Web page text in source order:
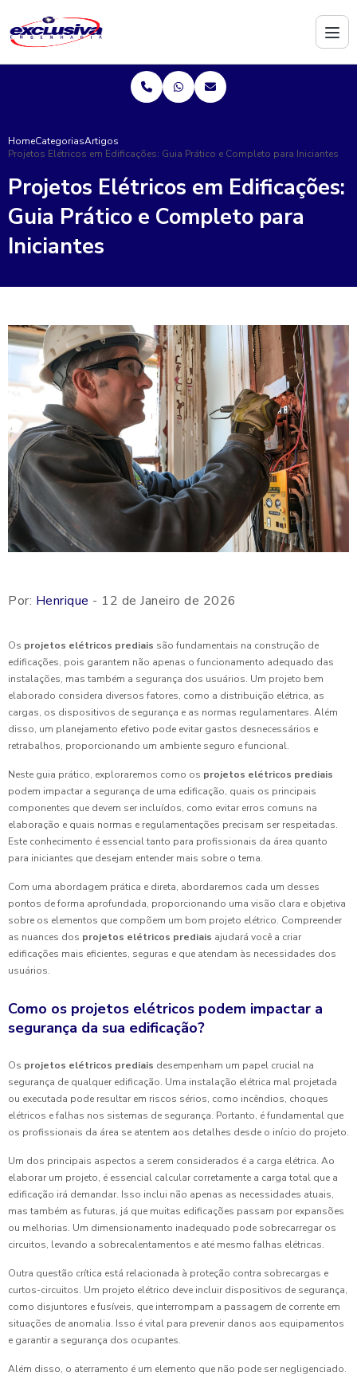
HomeCategoriasArtigos
Projetos Elétricos em Edificações: Guia Prático e Completo para Iniciantes
Projetos Elétricos em Edificações:
Guia Prático e Completo para
Iniciantes
Por: Henrique - 12 de Janeiro de 2026
Os projetos elétricos prediais são fundamentais na construção de
edificações, pois garantem não apenas o funcionamento adequado das
instalações, mas também a segurança dos usuários. Um projeto bem
elaborado considera diversos fatores, como a distribuição elétrica, as
cargas, os dispositivos de segurança e as normas regulamentares. Além
disso, um planejamento efetivo pode evitar gastos desnecessários e
retrabalhos, proporcionando um ambiente seguro e funcional.
Neste guia prático, exploraremos como os projetos elétricos prediais
podem impactar a segurança de uma edificação, quais os principais
componentes que devem ser incluídos, como evitar erros comuns na
elaboração e quais normas e regulamentações precisam ser respeitadas.
Este conhecimento é essencial tanto para profissionais da área quanto
para iniciantes que desejam entender mais sobre o tema.
Com uma abordagem prática e direta, abordaremos cada um desses
pontos de forma aprofundada, proporcionando uma visão clara e objetiva
sobre os elementos que compõem um bom projeto elétrico. Compreender
as nuances dos projetos elétricos prediais ajudará você a criar
edificações mais eficientes, seguras e que atendam às necessidades dos
usuários.
Como os projetos elétricos podem impactar a
segurança da sua edificação?
Os projetos elétricos prediais desempenham um papel crucial na
segurança de qualquer edificação. Uma instalação elétrica mal projetada
ou executada pode resultar em riscos sérios, como incêndios, choques
elétricos e falhas nos sistemas de segurança. Portanto, é fundamental que
os profissionais da área se atentem aos detalhes desde o início do projeto.
Um dos principais aspectos a serem considerados é a carga elétrica. Ao
elaborar um projeto, é essencial calcular corretamente a carga total que a
edificação irá demandar. Isso inclui não apenas as necessidades atuais,
mas também as futuras, já que muitas edificações passam por expansões
ou melhorias. Um dimensionamento inadequado pode sobrecarregar os
circuitos, levando a sobrecalentamentos e até mesmo falhas elétricas.
Outra questão crítica está relacionada à proteção contra sobrecargas e
curtos-circuitos. Um projeto elétrico deve incluir dispositivos de segurança,
como disjuntores e fusíveis, que interrompam a passagem de corrente em
situações de anomalia. Isso é vital para prevenir danos aos equipamentos
e garantir a segurança dos ocupantes.
Além disso, o aterramento é um elemento que não pode ser negligenciado.